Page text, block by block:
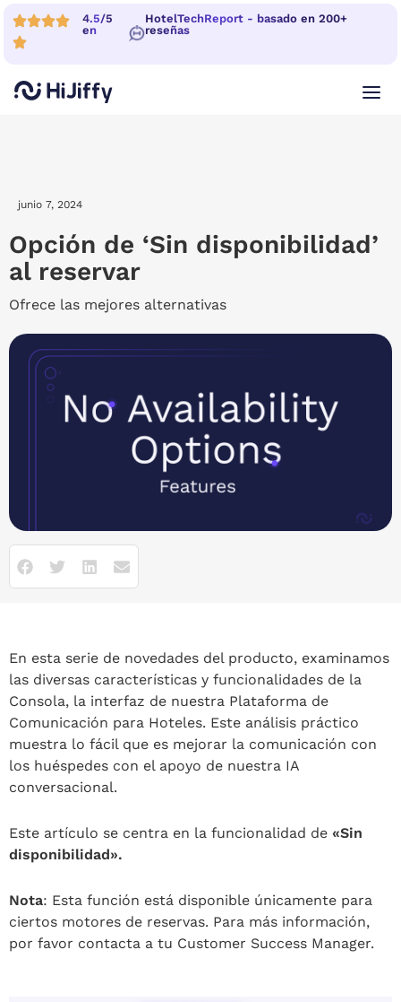
4.5/5
en
HotelTechReport - basado en 200+
reseñas
junio 7, 2024
Opción de ‘Sin disponibilidad’
al reservar
Ofrece las mejores alternativas
En esta serie de novedades del producto, examinamos
las diversas características y funcionalidades de la
Consola, la interfaz de nuestra Plataforma de
Comunicación para Hoteles. Este análisis práctico
muestra lo fácil que es mejorar la comunicación con
los huéspedes con el apoyo de nuestra IA
conversacional.
Este artículo se centra en la funcionalidad de «Sin
disponibilidad».
Nota: Esta función está disponible únicamente para
ciertos motores de reservas. Para más información,
por favor contacta a tu Customer Success Manager.